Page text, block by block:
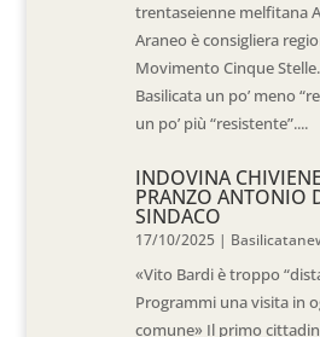
trentaseienne melfitana
Araneo è consigliera
Movimento Cinque
Basilicata un po’ meno
un po’ più “resistente”....
INDOVINA
PRANZO ANTONIO
SINDACO
17/10/2025 |
«Vito Bardi è troppo
Programmi una visita in
comune» Il primo